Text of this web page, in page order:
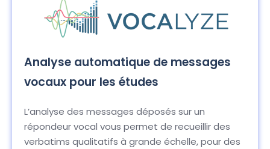
Analyse automatique de messages
vocaux pour les études
L’analyse des messages déposés sur un
répondeur vocal vous permet de recueillir des
verbatims qualitatifs à grande échelle, pour des